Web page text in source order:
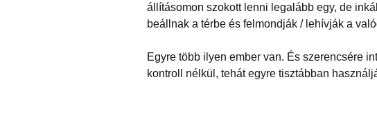
állításomon szokott lenni legalább egy, de
beállnak a térbe és felmondják / lehívják a
Egyre több ilyen ember van. És szerencsére
kontroll nélkül, tehát egyre tisztábban